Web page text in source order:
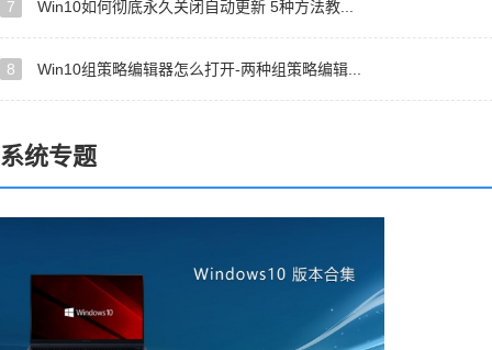
7 Win10如何彻底永久关闭自动更新 5种方法教...
8 Win10组策略编辑器怎么打开-两种组策略编辑...
系统专题